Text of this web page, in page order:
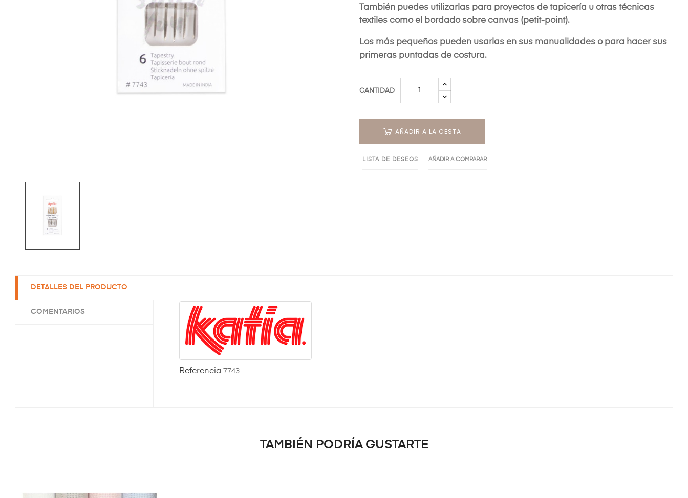
También puedes utilizarlas para proyectos de tapicería u otras técnicas
textiles como el bordado sobre canvas (petit-point).
Los más pequeños pueden usarlas en sus manualidades o para hacer sus
primeras puntadas de costura.
CANTIDAD
AÑADIR A LA CESTA
LISTA DE DESEOS AÑADIR A COMPARAR
DETALLES DEL PRODUCTO
COMENTARIOS
Referencia 7743
TAMBIÉN PODRÍA GUSTARTE